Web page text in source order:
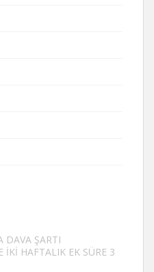
DAVA ŞARTI
İKİ HAFTALIK EK SÜRE 3